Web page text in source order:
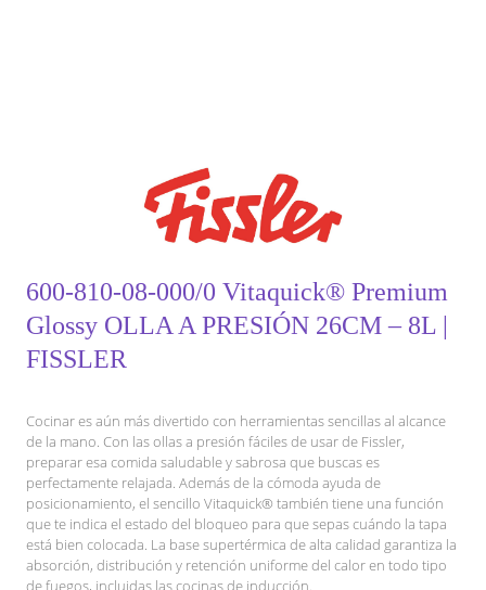
600-810-08-000/0 Vitaquick® Premium
Glossy OLLA A PRESIÓN 26CM – 8L |
FISSLER
Cocinar es aún más divertido con herramientas sencillas al alcance
de la mano. Con las ollas a presión fáciles de usar de Fissler,
preparar esa comida saludable y sabrosa que buscas es
perfectamente relajada. Además de la cómoda ayuda de
posicionamiento, el sencillo Vitaquick® también tiene una función
que te indica el estado del bloqueo para que sepas cuándo la tapa
está bien colocada. La base supertérmica de alta calidad garantiza la
absorción, distribución y retención uniforme del calor en todo tipo